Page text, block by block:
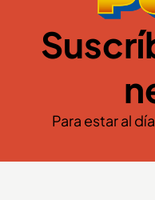
Para estar al